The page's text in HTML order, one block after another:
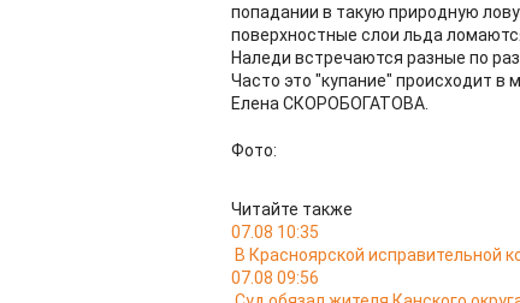
попадании в такую природную
поверхностные слои льда
Наледи встречаются разные по
Часто это "купание" происходит в
Елена СКОРОБОГАТОВА.
Фото:
Читайте также
07.08 10:35
В Красноярской исправительной
07.08 09:56